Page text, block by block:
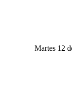
Martes 12